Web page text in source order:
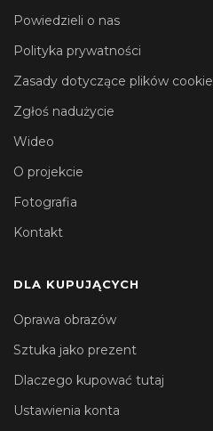
Powiedzieli o nas
Polityka prywatności
Zasady dotyczące plików cookie
Zgłoś nadużycie
Wideo
O projekcie
Fotografia
Kontakt
DLA KUPUJĄCYCH
Oprawa obrazów
Sztuka jako prezent
Dlaczego kupować tutaj
Ustawienia konta